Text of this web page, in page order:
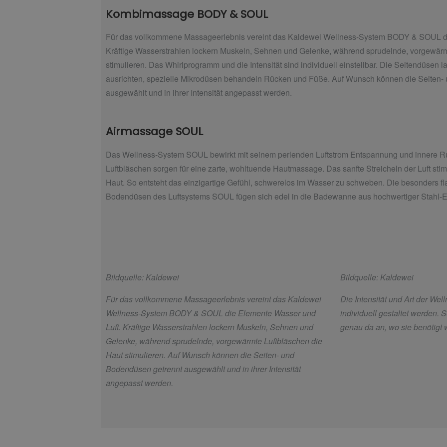
Kombimassage BODY & SOUL
Für das vollkommene Massageerlebnis vereint das Kaldewei Wellness-System BODY & SOUL
Kräftige Wasserstrahlen lockern Muskeln, Sehnen und Gelenke, während sprudelnde,
stimulieren. Das Whirlprogramm und die Intensität sind individuell einstellbar. Die Seitendüsen
ausrichten, spezielle Mikrodüsen behandeln Rücken und Füße. AufWunsch können die
ausgewählt und in ihrer Intensität angepasst werden.
Airmassage SOUL
Das Wellness-System SOUL bewirkt mit seinem perlenden Luftstrom Entspannung und innere
Luftbläschen sorgen für eine zarte, wohltuende Hautmassage. Das sanfte Streicheln der Luft
Haut. So entsteht das einzigartige Gefühl, schwerelos im Wasser zu schweben. Die besonders
Bodendüsen des Luftsystems SOUL fügen sich edel in die Badewanne aus hochwertiger Stahl-
Bildquelle: Kaldewei
Für das vollkommene Massageerlebnis vereint das Kaldewei
Wellness-System BODY & SOUL die Elemente Wasser und
Luft. Kräftige Wasserstrahlen lockern Muskeln, Sehnen und
Gelenke, während sprudelnde, vorgewärmte Luftbläschen die
Haut stimulieren. Auf Wunsch können die Seiten- und
Bodendüsen getrennt ausgewählt und in ihrer Intensität
angepasst werden.
Bildquelle: Kaldewei
Die Intensität und Art der
individuell gestaltet werden.
genau da an, wo sie benötigt